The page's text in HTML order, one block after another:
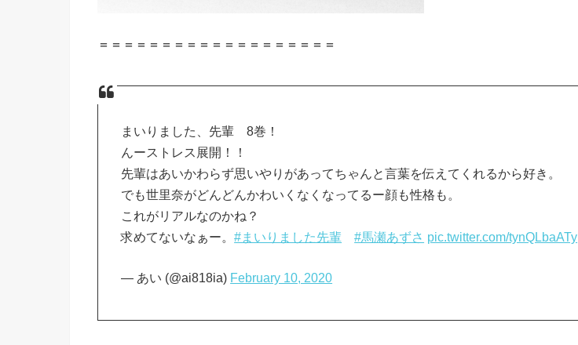
＝＝＝＝＝＝＝＝＝＝＝＝＝＝＝＝＝＝＝
まいりました、先輩 8巻！
んーストレス展開！！
先輩はあいかわらず思いやりがあってちゃんと言葉を伝えてくれるから好き。
でも世里奈がどんどんかわいくなくなってるー顔も性格も。
これがリアルなのかね？
求めてないなぁー。#まいりました先輩 #馬瀬あずさ pic.twitter.com/tynQLbaATy
— あい (@ai818ia) February 10, 2020